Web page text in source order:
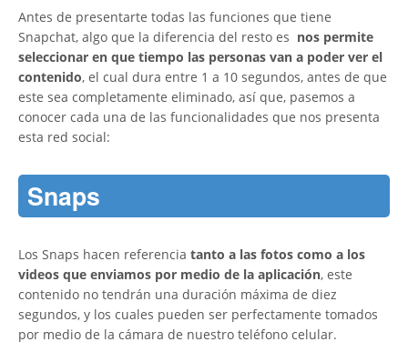
Antes de presentarte todas las funciones que tiene
Snapchat, algo que la diferencia del resto es nos permite
seleccionar en que tiempo las personas van a poder ver el
contenido, el cual dura entre 1 a 10 segundos, antes de que
este sea completamente eliminado, así que, pasemos a
conocer cada una de las funcionalidades que nos presenta
esta red social:
Snaps
Los Snaps hacen referencia tanto a las fotos como a los
videos que enviamos por medio de la aplicación, este
contenido no tendrán una duración máxima de diez
segundos, y los cuales pueden ser perfectamente tomados
por medio de la cámara de nuestro teléfono celular.